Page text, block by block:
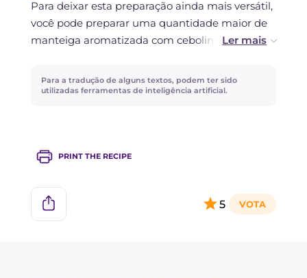
Para deixar esta preparação ainda mais versátil,
você pode preparar uma quantidade maior de
manteiga aromatizada com cebolinha e
trunfo formidável para dar liga a um risoto
clássico de ervas ou de frutos do mar,
Para esta receita você pode usar tanto ervilhas
que as ervilhas frescas exigem tempos de
cozimento mais longos.
Para a tradução de alguns textos, podem ter sido
utilizadas ferramentas de inteligência artificial.
PRINT THE RECIPE
5